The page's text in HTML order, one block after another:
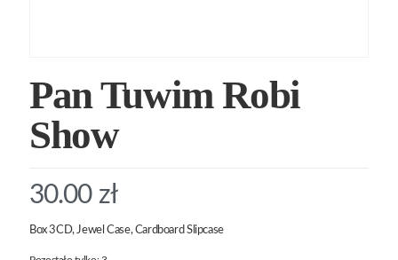
Pan Tuwim Robi
Show
30.00 zł
Box 3CD, Jewel Case, Cardboard Slipcase